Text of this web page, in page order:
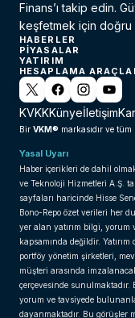
Finans’ı takip edin.
keşfetmek için doğru
HABERLER
PIYASALAR
YATIRIM
HESAPLAMA
KVKKKünyeİletişim
Bir VKM® markasıdır ve tüm
Yasal Uyarı
Haber içerikleri de dahil
ve Teknoloji Hizmetleri A.Ş.
sayfaları haricinde Hisse
Bono-Repo özet verileri her
yer alan yatırım bilgi, yorum
kapsamında değildir.
portföy yönetim şirketleri,
müşteri arasında
çerçevesinde
yorum ve tavsiyede
dayanmaktadır. Bu görüşler